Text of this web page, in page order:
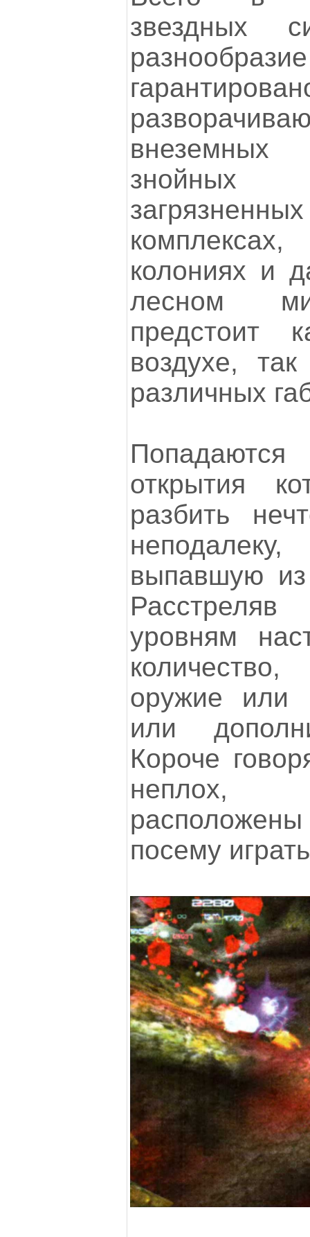
звездных
внеземных
колониях и
лесном
предстоит
воздухе,
различных
открытия
разбить
выпавшую
уровням
оружие или
или
Короче
неплох,
посему